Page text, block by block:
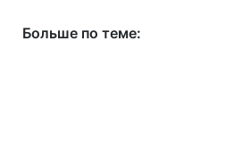
Больше по теме: